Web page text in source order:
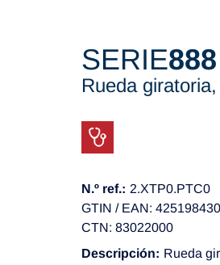
SERIE888
Rueda
N.º ref.: 2.XTP0.PTC0
GTIN / EAN:
CTN: 83022000
Descripción: Rueda